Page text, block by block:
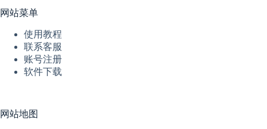
网站菜单
使用教程
联系客服
账号注册
软件下载
网站地图